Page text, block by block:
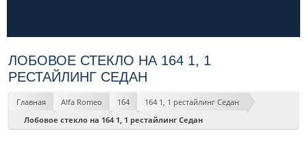
ЛОБОВОЕ СТЕКЛО НА 164 1, 1
РЕСТАЙЛИНГ СЕДАН
Главная Alfa Romeo 164
164 1, 1 рестайлинг Седан
Лобовое стекло на 164 1, 1 рестайлинг Седан